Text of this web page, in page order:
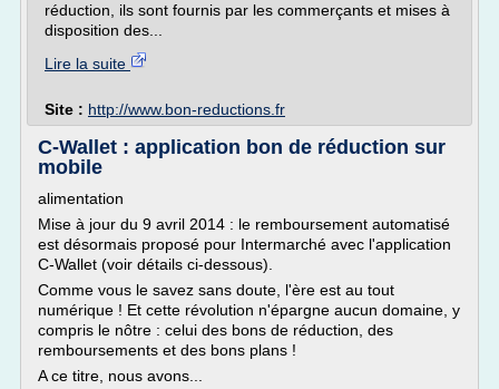
réduction, ils sont fournis par les commerçants et mises à
disposition des...
Lire la suite
Site : http://www.bon-reductions.fr
C-Wallet : application bon de réduction sur
mobile
alimentation
Mise à jour du 9 avril 2014 : le remboursement automatisé
est désormais proposé pour Intermarché avec l'application
C-Wallet (voir détails ci-dessous).
Comme vous le savez sans doute, l'ère est au tout
numérique ! Et cette révolution n'épargne aucun domaine, y
compris le nôtre : celui des bons de réduction, des
remboursements et des bons plans !
A ce titre, nous avons...